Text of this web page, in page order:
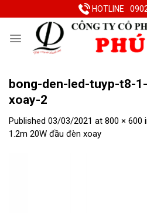
to
HOTLINE
bong-den-led-tuyp-t8-
xoay-2
Published 03/03/2021 at 800 × 600
1.2m 20W đầu đèn xoay